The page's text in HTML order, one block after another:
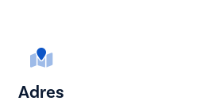
Adres